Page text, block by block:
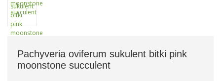
Pachyveria oviferum sukulent bitki pink
moonstone succulent